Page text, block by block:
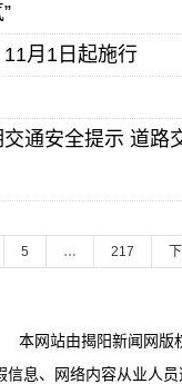
11月1日起施行
通安全提示 道路
5 … 217
本网站由揭阳新闻网版
息、网络内容从业人